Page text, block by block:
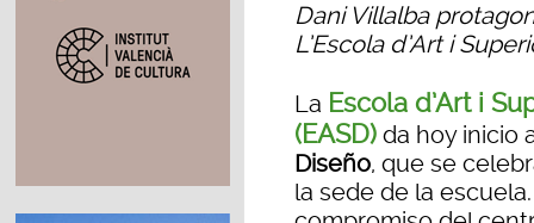
Dani Villalba
L’Escola d’Art i
La Escola d’Art i
(EASD) da hoy inicio
Diseño, que se
la sede de la